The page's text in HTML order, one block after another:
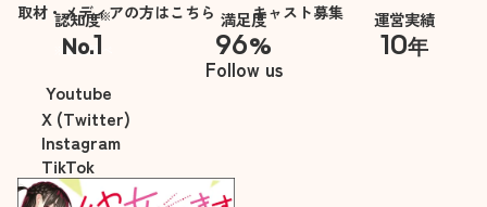
取材・メディアの方はこちら
キャスト募集
認知度※
No.1
※自社調べ
満足度
96%
運営実績
10年
Follow us
Youtube
X (Twitter)
Instagram
TikTok